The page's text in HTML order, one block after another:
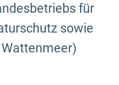
für
sowie